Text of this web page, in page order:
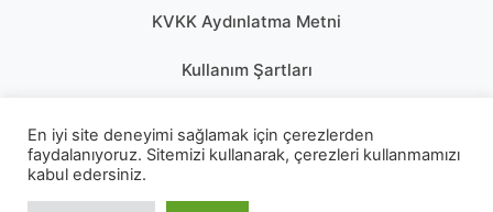
KVKK Aydınlatma Metni
Kullanım Şartları
Çerez Politikası
En iyi site deneyimi sağlamak için çerezlerden
faydalanıyoruz. Sitemizi kullanarak, çerezleri kullanmamızı
kabul edersiniz.